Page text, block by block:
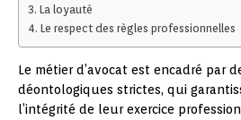
La loyauté
Le respect des règles professionnelles
Le métier d’avocat est encadré par
déontologiques strictes, qui
l’intégrité de leur exercice